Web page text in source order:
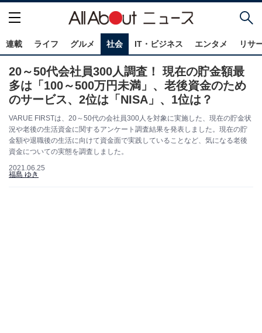
連載 ライフ グルメ 社会 IT・ビジネス エンタメ リサ
20～50代会社員300人調査！ 現在の貯金額最
多は「100～500万円未満」、老後資金のため
のサービス、2位は「NISA」、1位は？
VARUE FIRSTは、20～50代の会社員300人を対象に実施した、現在の貯金状
況や老後の生活資金に関するアンケート調査結果を発表しました。現在の貯
金額や退職後の生活に向けて資金面で実践していることなど、気になる老後
資金についての実態を調査しました。
2021.06.25
福島 ゆき